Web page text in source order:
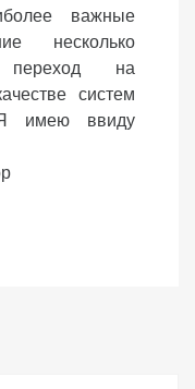
важные
несколько
переход на
систем
имею ввиду